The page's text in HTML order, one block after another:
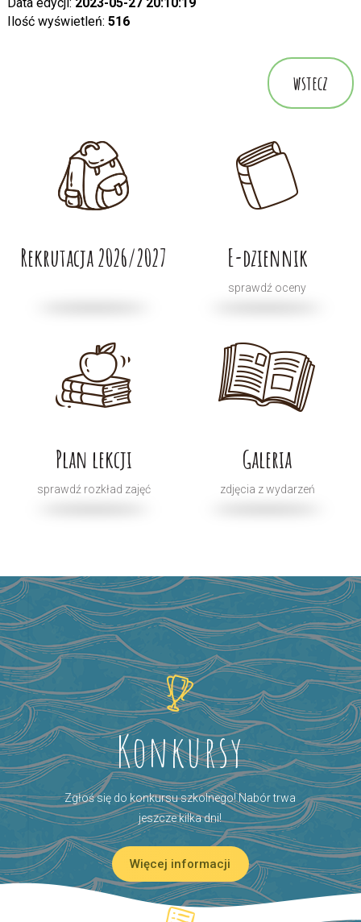
Ilość wyświetleń: 516
wstecz
Rekrutacja 2026/2027 E-dziennik
sprawdź oceny
Plan lekcji
sprawdź rozkład zajęć
Galeria
zdjęcia z wydarzeń
Konkursy
Zgłoś się do konkursu szkolnego! Nabór trwa
jeszcze kilka dni!
Więcej informacji